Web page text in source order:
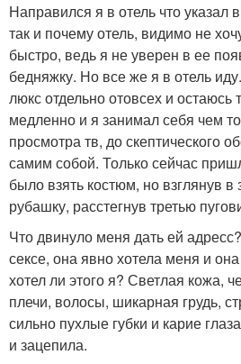
Направился я в отель что указал
так и почему отель, видимо не
быстро, ведь я не уверен в ее
бедняжку. Но все же я в отель
люкс отдельно отовсех и
медленно и я занимал себя чем
просмотра тв, до скептического
самим собой. Только сейчас
было взять костюм, но взглянув
рубашку, расстегнув третью
Что двинуло меня дать ей
сексе, она явно хотела меня и
хотел ли этого я? Светлая кожа,
плечи, волосы, шикарная грудь,
сильно пухлые губки и карие
и зацепила.